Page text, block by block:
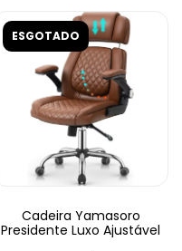
ESGOTADO
Cadeira Yamasoro
Presidente Luxo Ajustável